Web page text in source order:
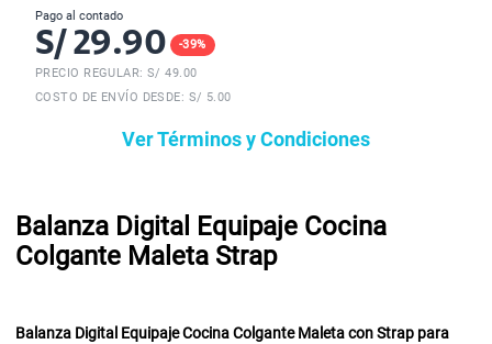
Pago al contado
S/ 29.90 -39%
PRECIO REGULAR: S/49.00
COSTO DE ENVÍO DESDE: S/ 5.00
Ver Términos y Condiciones
Balanza Digital Equipaje Cocina
Colgante Maleta Strap
Balanza Digital Equipaje Cocina Colgante Maleta con Strap para